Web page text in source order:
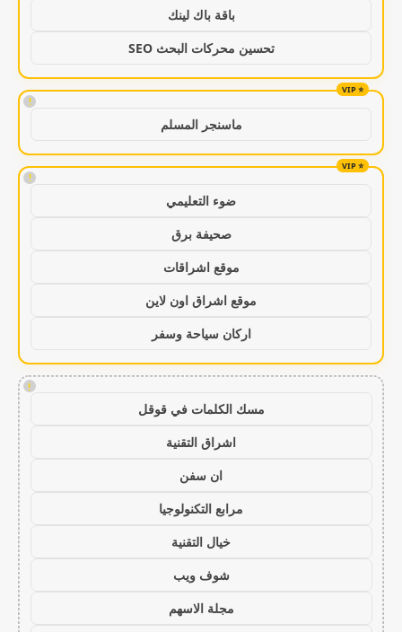
باقة باك لينك
تحسين محركات البحث SEO
!
ماسنجر المسلم
!
ضوء التعليمي
صحيفة برق
موقع اشراقات
موقع اشراق اون لاين
اركان سياحة وسفر
!
مسك الكلمات في قوقل
اشراق التقنية
ان سفن
مرابع التكنولوجيا
خيال التقنية
شوف ويب
مجلة الاسهم